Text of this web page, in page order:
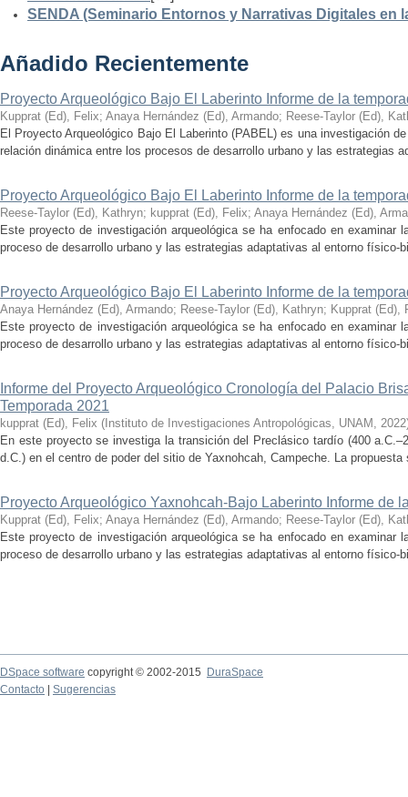
SENDA (Seminario Entornos y Narrativas Digitales en
Añadido Recientemente
Proyecto Arqueológico Bajo El Laberinto Informe de la
Kupprat (Ed), Felix; Anaya Hernández (Ed), Armando; Reese-Taylor (Ed),
El Proyecto Arqueológico Bajo El Laberinto (PABEL) es una investigación
relación dinámica entre los procesos de desarrollo urbano y las estrategias
Proyecto Arqueológico Bajo El Laberinto Informe de la
Reese-Taylor (Ed), Kathryn; kupprat (Ed), Felix; Anaya Hernández (Ed),
Este proyecto de investigación arqueológica se ha enfocado en examinar
proceso de desarrollo urbano y las estrategias adaptativas al entorno físico-
Proyecto Arqueológico Bajo El Laberinto Informe de la
Anaya Hernández (Ed), Armando; Reese-Taylor (Ed), Kathryn; Kupprat (Ed),
Este proyecto de investigación arqueológica se ha enfocado en examinar
proceso de desarrollo urbano y las estrategias adaptativas al entorno físico-
Informe del Proyecto Arqueológico Cronología del Palacio
Temporada 2021
kupprat (Ed), Felix ( Instituto de Investigaciones Antropológicas, UNAM , 2022
En este proyecto se investiga la transición del Preclásico tardío (400
d.C.) en el centro de poder del sitio de Yaxnohcah, Campeche. La
Proyecto Arqueológico Yaxnohcah-Bajo Laberinto Informe de
Kupprat (Ed), Felix; Anaya Hernández (Ed), Armando; Reese-Taylor (Ed),
Este proyecto de investigación arqueológica se ha enfocado en examinar
proceso de desarrollo urbano y las estrategias adaptativas al entorno físico-
DSpace software copyright © 2002-2015
DuraSpace
Contacto
Sugerencias